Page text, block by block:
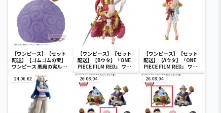
【ワンピース】【セット
配送】【ゴムゴムの実】
ワンピース 悪魔の実ルー
【ワンピース】【セット
配送】【Bウタ】『ONE
PIECE FILM RED』 ワー
ルドコレクタブルフィギ
ュア-UTA COLLECTION-
【ワンピース】【セット
配送】【Aウタ】『ONE
PIECE FILM RED』 ワー
ルドコレクタブルフィギ
ュア-UTA COLLECTION-
24.06.02 26.08.04 26.08.04